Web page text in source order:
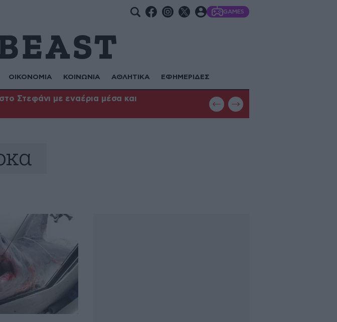
GAMES
ΟΙΚΟΝΟΜΙΑ ΚΟΙΝΩΝΙΑ ΑΘΛΗΤΙΚΑ ΕΦΗΜΕΡΙΔΕΣ
Στεφάνι με εναέρια μέσα και
Φωτιά στη Θεσσαλονίκη: Μεγάλη
με εναέρια μέσα